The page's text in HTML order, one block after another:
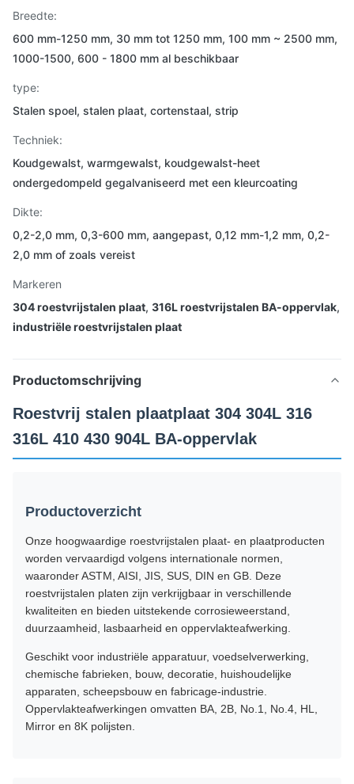
Breedte:
600 mm-1250 mm, 30 mm tot 1250 mm, 100 mm ~ 2500 mm,
1000-1500, 600 - 1800 mm al beschikbaar
type:
Stalen spoel, stalen plaat, cortenstaal, strip
Techniek:
Koudgewalst, warmgewalst, koudgewalst-heet
ondergedompeld gegalvaniseerd met een kleurcoating
Dikte:
0,2-2,0 mm, 0,3-600 mm, aangepast, 0,12 mm-1,2 mm, 0,2-
2,0 mm of zoals vereist
Markeren
304 roestvrijstalen plaat, 316L roestvrijstalen BA-oppervlak,
industriële roestvrijstalen plaat
Productomschrijving
Roestvrij stalen plaatplaat 304 304L 316
316L 410 430 904L BA-oppervlak
Productoverzicht
Onze hoogwaardige roestvrijstalen plaat- en plaatproducten
worden vervaardigd volgens internationale normen,
waaronder ASTM, AISI, JIS, SUS, DIN en GB. Deze
roestvrijstalen platen zijn verkrijgbaar in verschillende
kwaliteiten en bieden uitstekende corrosieweerstand,
duurzaamheid, lasbaarheid en oppervlakteafwerking.
Geschikt voor industriële apparatuur, voedselverwerking,
chemische fabrieken, bouw, decoratie, huishoudelijke
apparaten, scheepsbouw en fabricage-industrie.
Oppervlakteafwerkingen omvatten BA, 2B, No.1, No.4, HL,
Mirror en 8K polijsten.